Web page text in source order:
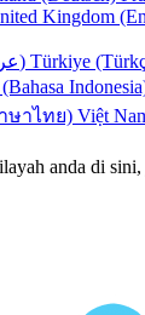
Kingdom
UAE (عربي) Türkiye
ษาไทย) Việt
anda di